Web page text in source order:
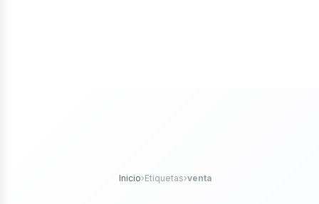
Inicio›Etiquetas›venta